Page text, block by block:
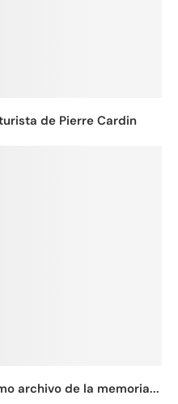
de Pierre Cardin
archivo de la memoria...